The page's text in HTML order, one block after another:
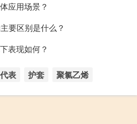
应用场景？
要区别是什么？
表现如何？
代表 护套 聚氯乙烯